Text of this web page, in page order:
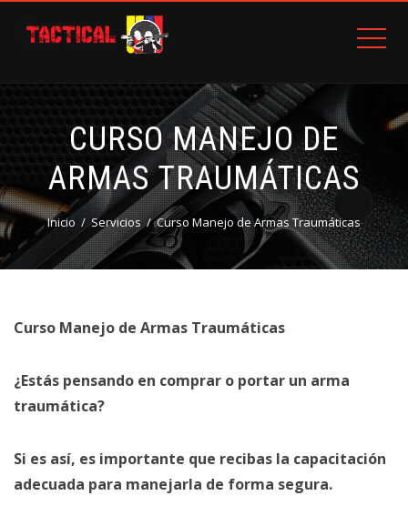
CURSO MANEJO DE
ARMAS TRAUMÁTICAS
Inicio Servicios Curso Manejo de Armas Traumáticas
Curso Manejo de Armas Traumáticas
¿Estás pensando en comprar o portar un arma
traumática?
Si es así, es importante que recibas la capacitación
adecuada para manejarla de forma segura.